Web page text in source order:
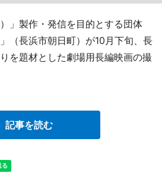
」製作・発信を目的とする団体
（長浜市朝日町）が10月下旬、長
を題材とした劇場用長編映画の撮
記事を読む